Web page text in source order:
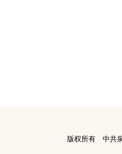
版权所有 中共